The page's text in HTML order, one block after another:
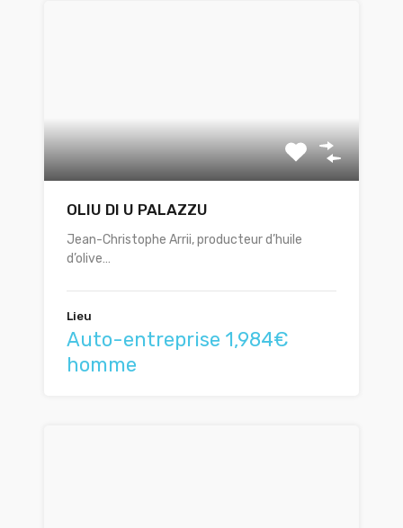
OLIU DI U PALAZZU
Jean-Christophe Arrii, producteur d’huile
d’olive…
Lieu
Auto-entreprise 1,984€
homme